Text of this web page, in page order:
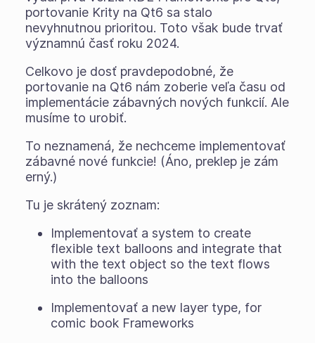
portovanie Krity na Qt6 sa stalo
nevyhnutnou prioritou. Toto však bude trvať
významnú časť roku 2024.
Celkovo je dosť pravdepodobné, že
portovanie na Qt6 nám zoberie veľa času od
implementácie zábavných nových funkcií. Ale
musíme to urobiť.
To neznamená, že nechceme implementovať
zábavné nové funkcie! (Áno, preklep je zám
erný.)
Tu je skrátený zoznam:
Implementovať a system to create
flexible text balloons and integrate that
with the text object so the text flows
into the balloons
Implementovať a new layer type, for
comic book Frameworks